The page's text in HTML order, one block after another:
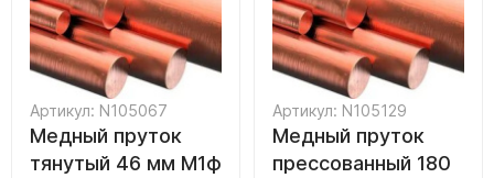
Артикул: N105067
Медный пруток
тянутый 46 мм М1ф
Артикул: N105129
Медный пруток
прессованный 180